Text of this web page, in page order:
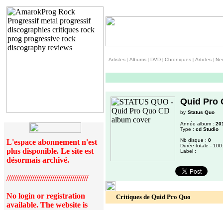
L'espace abonnement n'est
plus disponible. Le site est
désormais archivé.
/////////////////////////////////////////
No login or registration
available. The website is
Artistes | Albums | DVD | Chroniques | Articles |
Quid Pro
by Status Quo
Année album :
Type : cd Studio
Nb disque : 0
Durée totale -
Label :
Critiques de Quid Pro Quo